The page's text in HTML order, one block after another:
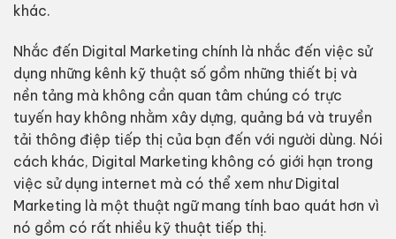
khác.
Nhắc đến Digital Marketing chính là nhắc đến việc sử
dụng những kênh kỹ thuật số gồm những thiết bị và
nền tảng mà không cần quan tâm chúng có trực
tuyến hay không nhằm xây dựng, quảng bá và truyền
tải thông điệp tiếp thị của bạn đến với người dùng. Nói
cách khác, Digital Marketing không có giới hạn trong
việc sử dụng internet mà có thể xem như Digital
Marketing là một thuật ngữ mang tính bao quát hơn vì
nó gồm có rất nhiều kỹ thuật tiếp thị.